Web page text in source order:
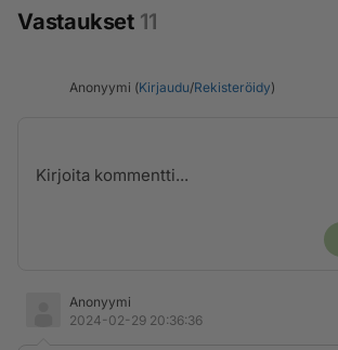
Vastaukset 11
Anonyymi (Kirjaudu/Rekisteröidy)
Anonyymi
2024-02-29 20:36:36